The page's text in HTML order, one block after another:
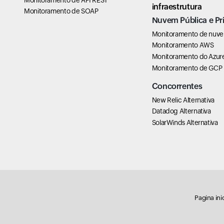
Monitoramento de SOAP
infraestrutura
Nuvem Pública e
Monitoramento de
Monitoramento AWS
Monitoramento do
Monitoramento de GCP
Concorrentes
New Relic Alternativa
Datadog Alternativa
SolarWinds Alternativa
Pagina